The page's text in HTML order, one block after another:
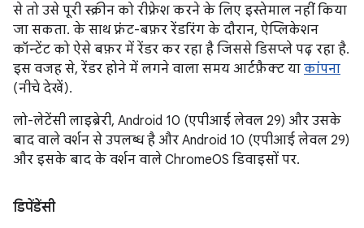
से तो उसे पूरी स्क्रीन को रीफ़्रेश करने के लिए इस्तेमाल नहीं किया
जा सकता. के साथ फ़्रंट-बफ़र रेंडरिंग के दौरान, ऐप्लिकेशन
कॉन्टेंट को ऐसे बफ़र में रेंडर कर रहा है जिससे डिसप्ले पढ़ रहा है.
इस वजह से, रेंडर होने में लगने वाला समय आर्टफ़ैक्ट या कांपना
(नीचे देखें).
लो-लेटेंसी लाइब्रेरी, Android 10 (एपीआई लेवल 29) और उसके
बाद वाले वर्शन से उपलब्ध है और Android 10 (एपीआई लेवल 29)
और इसके बाद के वर्शन वाले ChromeOS डिवाइसों पर.
डिपेंडेंसी